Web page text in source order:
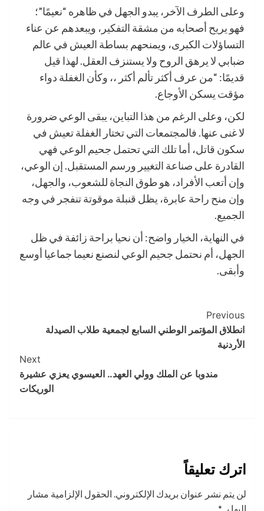
وعلى الطرف الآخر، يبدو الجهل في ظاهره “نعيمًا”؛
فهو يريح أصحابه من مشقة التفكير، ويبعدهم عن عناء
التساؤلات الكبرى، ويمنحهم بساطة العيش في عالم
ضبابي لا يرهق الروح ولا يستنزف العقل. لهذا قيل
قديمًا: “من عرف أكثر تألم أكثر ،، وكأن الغفلة دواء
مؤقت يسكن الأوجاع.
لكن، وعلى الرغم من هذا التباين، يبقى الوعي ضرورة
لا غنى عنها. فالمجتمعات التي تختار الغفلة تعيش في
سكون قاتل، أما تلك التي تحتمل جحيم الوعي فهي
القادرة على صناعة التغيير ورسم المستقبل. إن الوعي،
وإن أتعب الأفراد، هو طوق النجاة للشعوب، والجهل،
وإن منح راحة عابرة، يظل قنبلة موقوتة تنفجر في وجه
الجميع.
في النهاية، الخيار واضح: أن نحيا براحة زائفة في ظل
الجهل، أم نحتمل جحيم الوعي لنصنع نعيما جماعيا أوسع
وأبقى.
Post
Navigation
Previous
انطلاق المؤتمر الوطني السابع لجمعية طلاب الصيدلة
الأردنية
Next
مندوبا عن الملك وولي العهد.. العيسوي يعزي عشيرة
الوريكات
اترك تعليقاً
لن يتم نشر عنوان بريدك الإلكتروني. الحقول الإلزامية مشار
إليها بـ *